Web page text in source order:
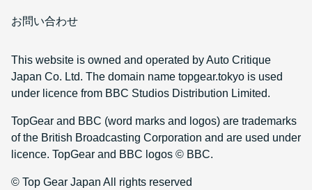
お問い合わせ
This website is owned and operated by Auto Critique
Japan Co. Ltd. The domain name topgear.tokyo is used
under licence from BBC Studios Distribution Limited.
TopGear and BBC (word marks and logos) are trademarks
of the British Broadcasting Corporation and are used under
licence. TopGear and BBC logos © BBC.
© Top Gear Japan All rights reserved